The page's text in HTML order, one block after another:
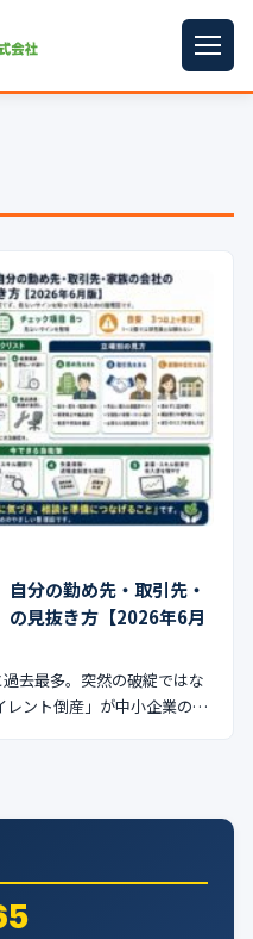
▼
🇻🇳
分の勤め先・取引先・
の見抜き方【2026年6月
去最多。突然の破綻ではな
レント倒産」が中小企業の…